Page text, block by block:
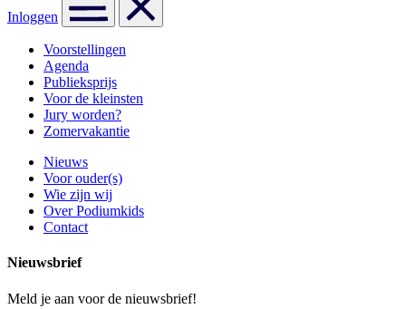
Inloggen
Voorstellingen
Agenda
Publieksprijs
Voor de kleinsten
Jury worden?
Zomervakantie
Nieuws
Voor ouder(s)
Wie zijn wij
Over Podiumkids
Contact
Nieuwsbrief
Meld je aan voor de nieuwsbrief!